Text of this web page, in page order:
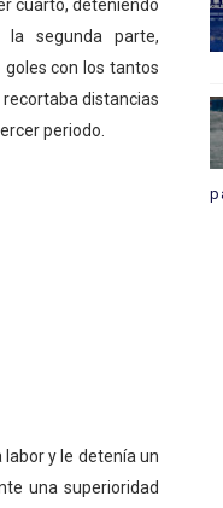
cuarto, deteniendo
la segunda parte,
goles con los tantos
recortaba distancias
periodo.
y le detenía un
una superioridad